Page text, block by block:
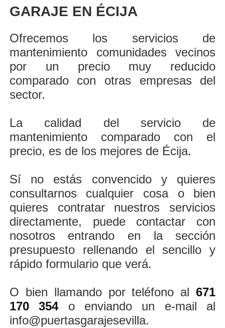
GARAJE EN ÉCIJA
Ofrecemos los servicios de
mantenimiento comunidades vecinos
por un precio muy reducido
comparado con otras empresas del
sector.
La calidad del servicio de
mantenimiento comparado con el
precio, es de los mejores de Écija.
Sí no estás convencido y quieres
consultarnos cualquier cosa o bien
quieres contratar nuestros servicios
directamente, puede contactar con
nosotros entrando en la sección
presupuesto rellenando el sencillo y
rápido formulario que verá.
O bien llamando por teléfono al671
170 354o enviando un e-mail al
info@puertasgarajesevilla.